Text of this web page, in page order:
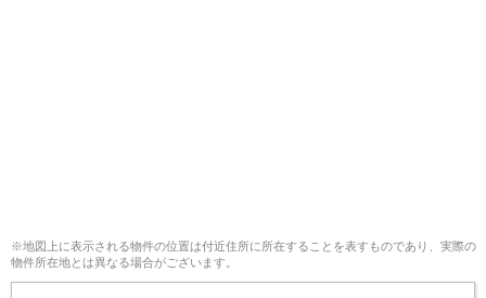
※地図上に表示される物件の位置は付近住所に所在することを表すものであり、実際の
物件所在地とは異なる場合がございます。